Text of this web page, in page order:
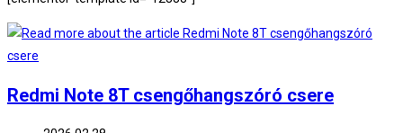
Redmi Note 8T csengőhangszóró csere